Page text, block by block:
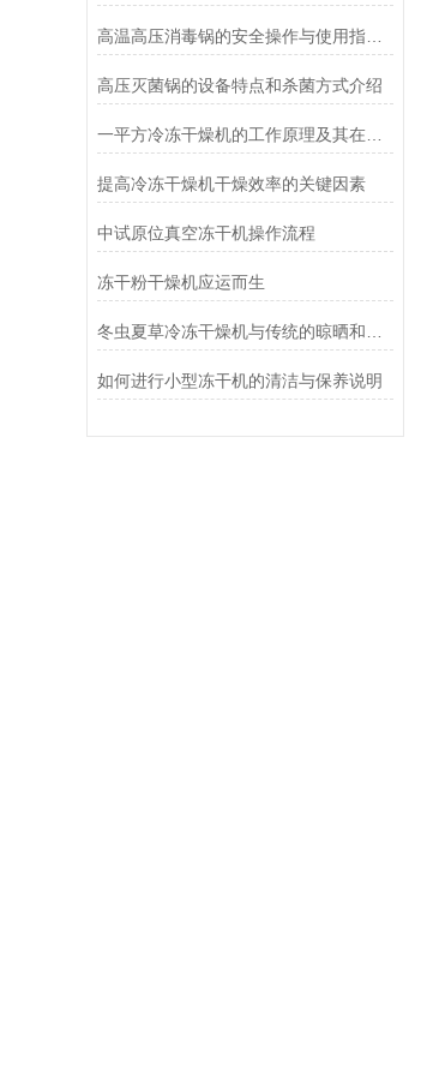
高温高压消毒锅的安全操作与使用指南说明
高压灭菌锅的设备特点和杀菌方式介绍
一平方冷冻干燥机的工作原理及其在材料科学中的重要性
提高冷冻干燥机干燥效率的关键因素
中试原位真空冻干机操作流程
冻干粉干燥机应运而生
如何进行小型冻干机的清洁与保养说明